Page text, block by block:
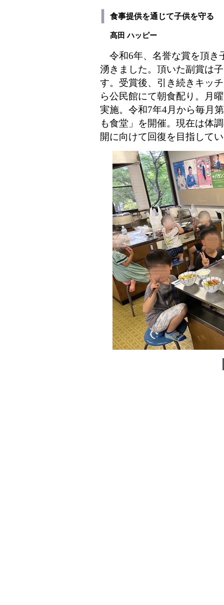
食事提供を通じて子供を守る
髙田 ハッピー
令和6年、名誉な賞を頂き
湧きました。頂いた副賞は
す。受賞後、引き続きキッ
ら公民館にて朝食配り。月
実施。令和7年4月から毎月
も食堂」を開催。現在は体
開に向けて回復を目指して